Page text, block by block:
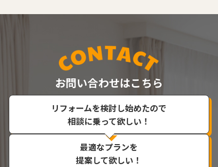
お問い合わせはこちら
リフォームを検討し始めたので
相談に乗って欲しい！
最適なプランを
提案して欲しい！